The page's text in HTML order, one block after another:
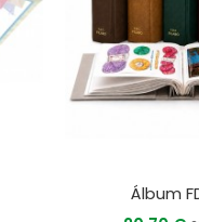
Álbum